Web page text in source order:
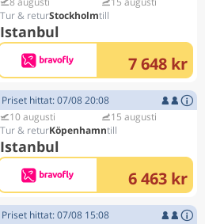
Stockholm
Istanbul
7 648 kr
Priset hittat: 07/08 20:08
10 augusti
Köpenhamn
Istanbul
15 augusti
6 463 kr
Priset hittat: 07/08 15:08